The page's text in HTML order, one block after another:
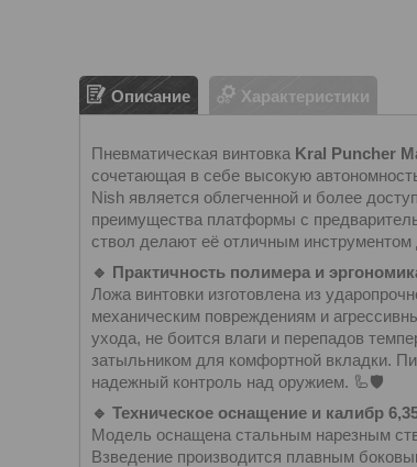
Описание Характеристики
Пневматическая винтовка Kral Puncher
сочетающая в себе высокую
Nish является облегченной и более
преимущества платформы с
ствол делают её отличным
🔹 Практичность полимера и
Ложа винтовки изготовлена из
механическим повреждениям и
ухода, не боится влаги и перепадов
затыльником для комфортной вкладки.
надежный контроль над оружием. 🦾🛡️
🔹 Техническое оснащение и калибр
Модель оснащена стальным нарезным
Взведение производится плавным